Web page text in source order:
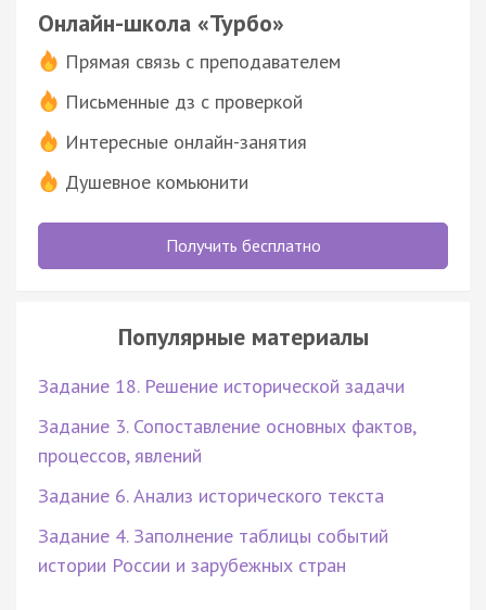
Онлайн-школа «Турбо»
Прямая связь с преподавателем
Письменные дз с проверкой
Интересные онлайн-занятия
Душевное комьюнити
Получить бесплатно
Популярные материалы
Задание 18. Решение исторической задачи
Задание 3. Сопоставление основных фактов,
процессов, явлений
Задание 6. Анализ исторического текста
Задание 4. Заполнение таблицы событий
истории России и зарубежных стран